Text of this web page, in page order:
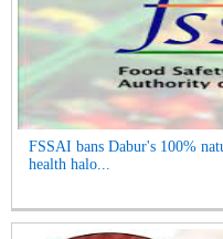
FSSAI bans Dabur's 100%
health halo...